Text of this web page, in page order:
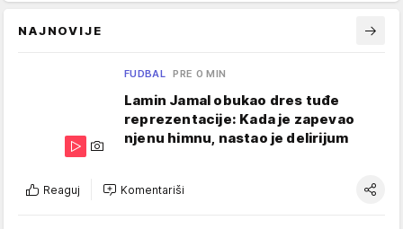
NAJNOVIJE
FUDBAL PRE 0 MIN
Lamin Jamal obukao dres tuđe
reprezentacije: Kada je zapevao
njenu himnu, nastao je delirijum
Reaguj Komentariši